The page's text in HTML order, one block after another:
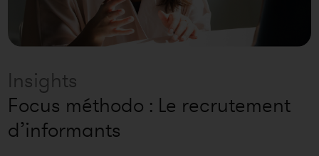
Insights
Focus méthodo : Le recrutement
d’informants